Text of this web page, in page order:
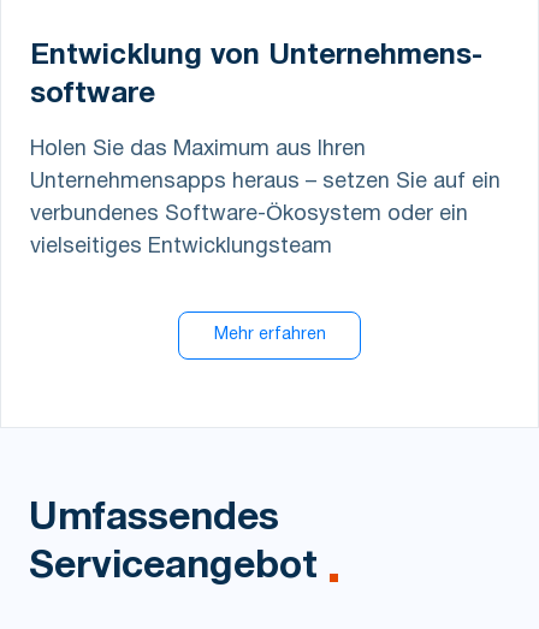
Entwicklung von Unternehmens-
software
Holen Sie das Maximum aus Ihren
Unternehmensapps heraus – setzen Sie auf ein
verbundenes Software-Ökosystem oder ein
vielseitiges Entwicklungsteam
Mehr erfahren
Umfassendes
Serviceangebot